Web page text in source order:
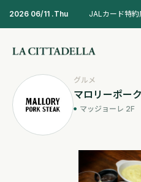
2026 06/11 .Thu JALカード特
グルメ
マロリーポー
マッジョーレ 2F